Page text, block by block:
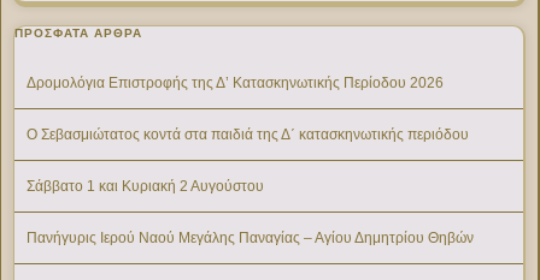
ΠΡΌΣΦΑΤΑ ΆΡΘΡΑ
Δρομολόγια Επιστροφής της Δ’ Κατασκηνωτικής Περίοδου 2026
Ο Σεβασμιώτατος κοντά στα παιδιά της Δ΄ κατασκηνωτικής περιόδου
Σάββατο 1 και Κυριακή 2 Αυγούστου
Πανήγυρις Ιερού Ναού Μεγάλης Παναγίας – Αγίου Δημητρίου Θηβών